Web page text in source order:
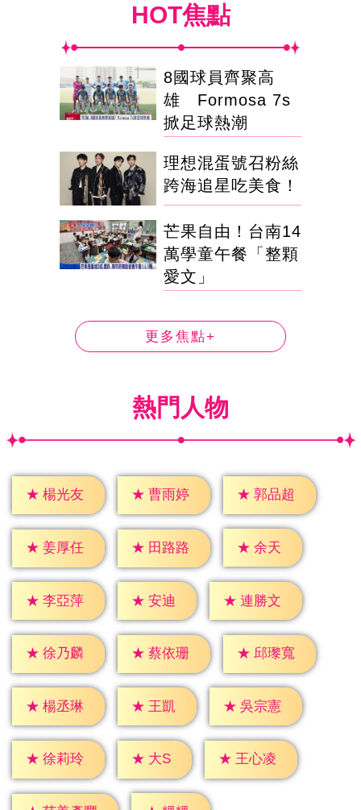
HOT焦點
8國球員齊聚高
雄 Formosa 7s
掀足球熱潮
理想混蛋號召粉絲
跨海追星吃美食！
芒果自由！台南14
萬學童午餐「整顆
愛文」
更多焦點+
熱門人物
★ 楊光友 ★ 曹雨婷 ★ 郭品超
★ 姜厚任 ★ 田路路 ★ 余天
★ 李亞萍 ★ 安迪 ★ 連勝文
★ 徐乃麟 ★ 蔡依珊 ★ 邱瓈寬
★ 楊丞琳 ★ 王凱 ★ 吳宗憲
★ 徐莉玲 ★ 大S ★ 王心凌